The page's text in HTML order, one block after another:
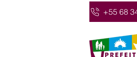
+55 68